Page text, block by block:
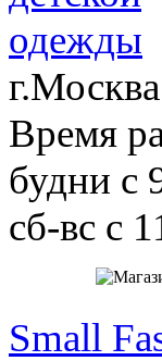
г.Москва
Время
будни с
сб-вс с
Small